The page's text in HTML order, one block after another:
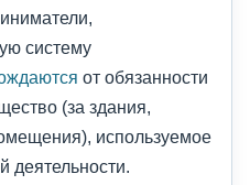
систему
от обязанности
(за здания,
используемое
деятельности.